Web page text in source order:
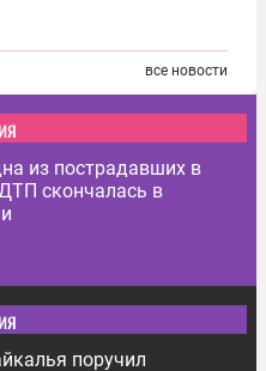
все новости
из пострадавших в
скончалась в
поручил